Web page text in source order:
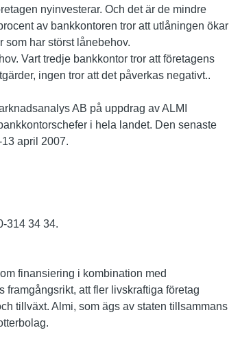
nyinvesterar. Och det är de mindre
av bankkontoren tror att utlåningen ökar
som har störst lånebehov.
Vart tredje bankkontor tror att företagens
ingen tror att det påverkas negativt..
AB på uppdrag av ALMI
i hela landet. Den senaste
april 2007.
314 34 34.
finansiering i kombination med
att fler livskraftiga företag
tillväxt. Almi, som ägs av staten tillsammans